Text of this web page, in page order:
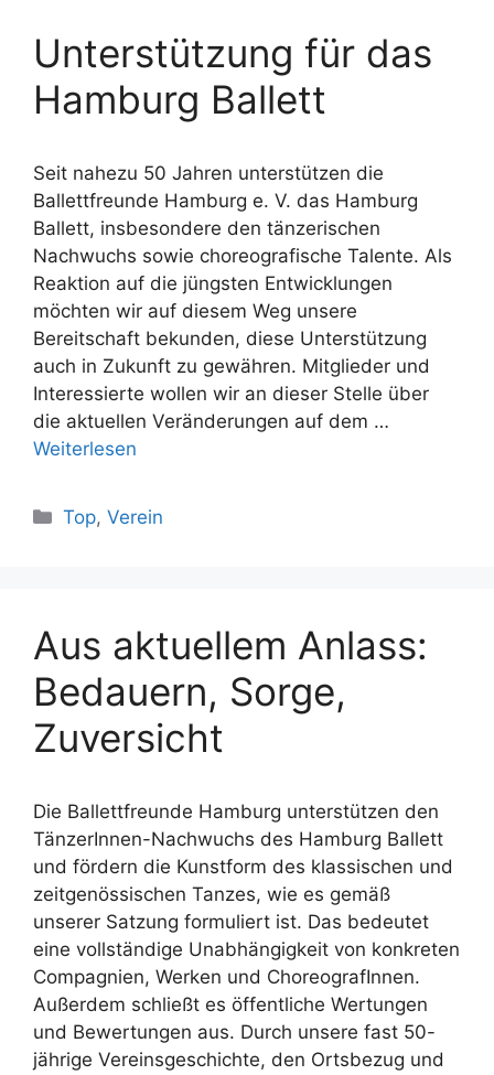
Unterstützung für das
Hamburg Ballett
Seit nahezu 50 Jahren unterstützen die
Ballettfreunde Hamburg e. V. das Hamburg
Ballett, insbesondere den tänzerischen
Nachwuchs sowie choreografische Talente. Als
Reaktion auf die jüngsten Entwicklungen
möchten wir auf diesem Weg unsere
Bereitschaft bekunden, diese Unterstützung
auch in Zukunft zu gewähren. Mitglieder und
Interessierte wollen wir an dieser Stelle über
die aktuellen Veränderungen auf dem …
Weiterlesen
Kategorien
Top,Verein
Aus aktuellem Anlass:
Bedauern, Sorge,
Zuversicht
Die Ballettfreunde Hamburg unterstützen den
TänzerInnen-Nachwuchs des Hamburg Ballett
und fördern die Kunstform des klassischen und
zeitgenössischen Tanzes, wie es gemäß
unserer Satzung formuliert ist. Das bedeutet
eine vollständige Unabhängigkeit von konkreten
Compagnien, Werken und ChoreografInnen.
Außerdem schließt es öffentliche Wertungen
und Bewertungen aus. Durch unsere fast 50-
jährige Vereinsgeschichte, den Ortsbezug und